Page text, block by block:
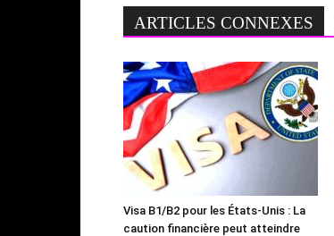
ARTICLES CONNEXES
Visa B1/B2 pour les États-Unis : La
caution financière peut atteindre